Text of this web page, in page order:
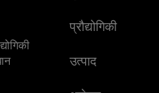
प्रौद्योगिकी
उत्पाद